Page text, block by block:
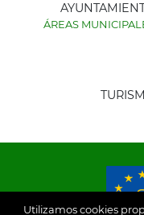
Utilizamos cookies
AYUNTAMIENTO
ÁREAS